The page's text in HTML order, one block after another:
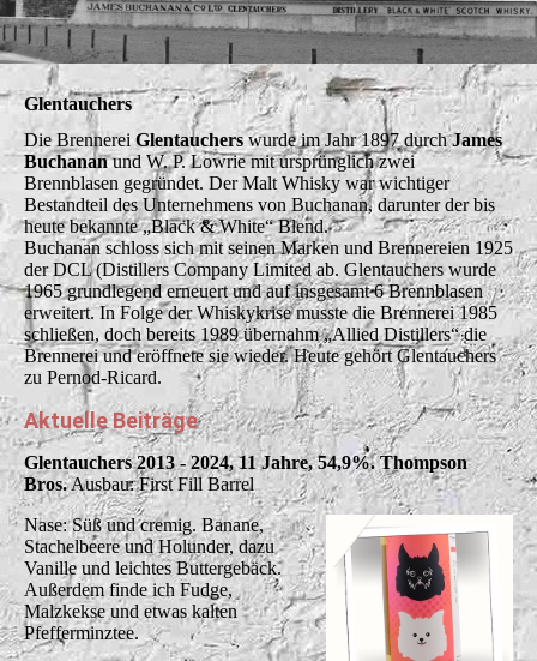
Glentauchers
Die Brennerei Glentaucherswurde im Jahr 1897 durchJames
Buchananund W. P. Lowrie mit ursprünglich zwei
Brennblasen gegründet. Der Malt Whisky war wichtiger
Bestandteil des Unternehmens von Buchanan, darunter der bis
heute bekannte „Black & White“ Blend.
Buchanan schloss sich mit seinen Marken und Brennereien 1925
der DCL (Distillers Company Limited ab. Glentauchers wurde
1965 grundlegend erneuert und auf insgesamt 6 Brennblasen
erweitert. In Folge der Whiskykrise musste die Brennerei 1985
schließen, doch bereits 1989 übernahm „Allied Distillers“ die
Brennerei und eröffnete sie wieder. Heute gehört Glentauchers
zu Pernod-Ricard.
Aktuelle Beiträge
Glentauchers 2013 - 2024, 11 Jahre, 54,9%. Thompson
Bros.Ausbau: First Fill Barrel
Nase: Süß und cremig. Banane,
Stachelbeere und Holunder, dazu
Vanille und leichtes Buttergebäck.
Außerdem finde ich Fudge,
Malzkekse und etwas kalten
Pfefferminztee.